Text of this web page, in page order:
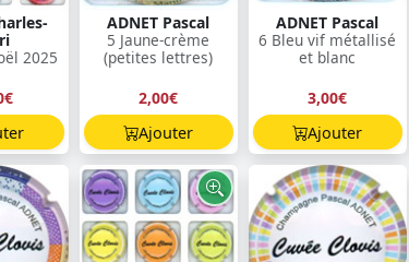
2025
ADNET Pascal
5 Jaune-crème
(petites lettres)
2,00€
Ajouter
ADNET Pascal
6 Bleu vif métallisé
et blanc
3,00€
Ajouter